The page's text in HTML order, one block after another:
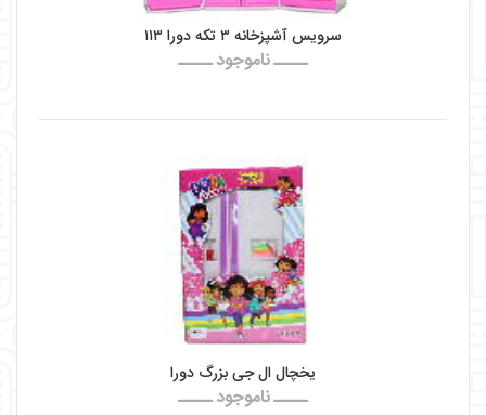
سرویس آشپزخانه ۳ تکه دورا ۱۱۳
ـــــ ناموجود ـــــ
یخچال ال جی بزرگ دورا
ـــــ ناموجود ـــــ